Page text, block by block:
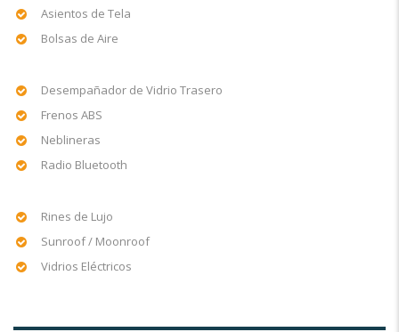
Asientos de Tela
Bolsas de Aire
Desempañador de Vidrio Trasero
Frenos ABS
Neblineras
Radio Bluetooth
Rines de Lujo
Sunroof / Moonroof
Vidrios Eléctricos